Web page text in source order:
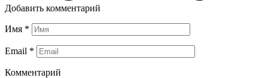
Добавить комментарий
Имя *
Email *
Комментарий